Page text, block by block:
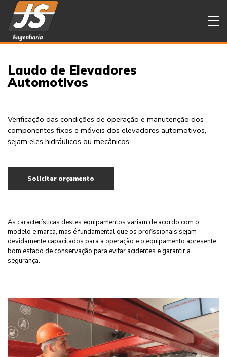
Laudo de Elevadores
Automotivos
Verificação das condições de operação e manutenção dos
componentes fixos e móveis dos elevadores automotivos,
sejam eles hidráulicos ou mecânicos.
Solicitar orçamento
As características destes equipamentos variam de acordo com o
modelo e marca, mas é fundamental que os profissionais sejam
devidamente capacitados para a operação e o equipamento apresente
bom estado de conservação para evitar acidentes e garantir a
segurança.